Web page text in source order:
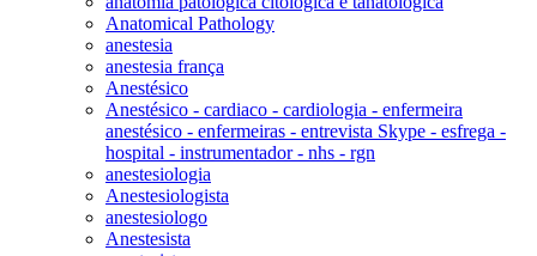
Anatomical Pathology
anestesia
anestesia frança
Anestésico
Anestésico - cardiaco - cardiologia - enfermeira
anestésico - enfermeiras - entrevista Skype - esfrega -
hospital - instrumentador - nhs - rgn
anestesiologia
Anestesiologista
anestesiologo
Anestesista